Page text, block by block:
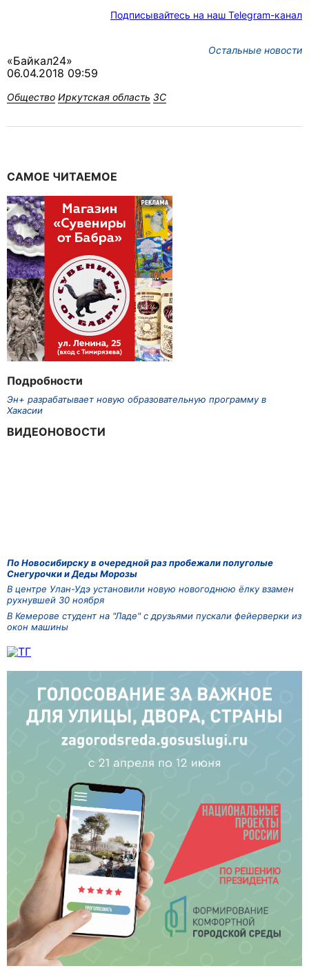
Подписывайтесь на наш Telegram-канал
Остальные новости
«Байкал24»
06.04.2018 09:59
Общество Иркутская область ЗС
САМОЕ ЧИТАЕМОЕ
Подробности
Эн+ разрабатывает новую образовательную программу в
Хакасии
ВИДЕОНОВОСТИ
По Новосибирску в очередной раз пробежали полуголые
Снегурочки и Деды Морозы
В центре Улан-Удэ установили новую новогоднюю ёлку взамен
рухнувшей 30 ноября
В Кемерове студент на "Ладе" с друзьями пускали фейерверки из
окон машины